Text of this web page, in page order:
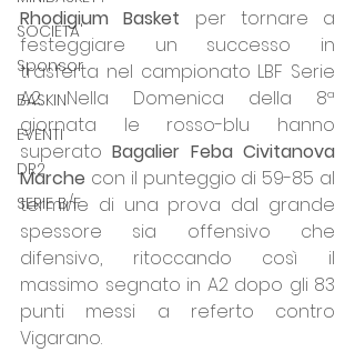
SOCIETA'
Sponsor
BASKIN
EVENTI
DR2
SERIE B/F
Rhodigium Basket per tornare a
festeggiare un successo in
trasferta nel campionato LBF Serie
A2. Nella Domenica della 8ª
giornata le rosso-blu hanno
superato Bagalier Feba Civitanova
Marche con il punteggio di 59-85 al
termine di una prova dal grande
spessore sia offensivo che
difensivo, ritoccando così il
massimo segnato in A2 dopo gli 83
punti messi a referto contro
Vigarano.